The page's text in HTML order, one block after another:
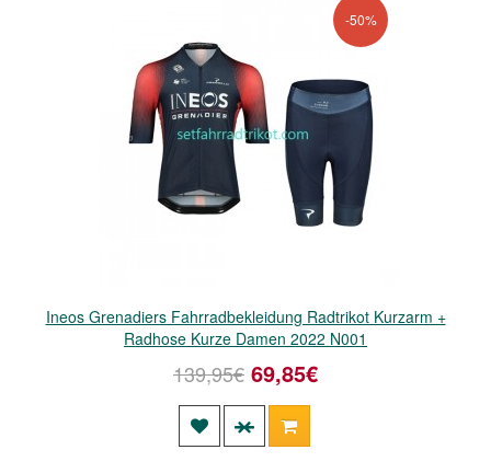
-50%
Ineos Grenadiers Fahrradbekleidung Radtrikot Kurzarm +
Radhose Kurze Damen 2022 N001
139,95€ 69,85€